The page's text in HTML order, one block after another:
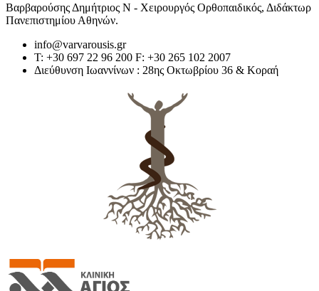
Βαρβαρούσης Δημήτριος Ν - Χειρουργός Ορθοπαιδικός, Διδάκτωρ
Πανεπιστημίου Αθηνών.
info@varvarousis.gr
Τ: +30 697 22 96 200 F: +30 265 102 2007
Διεύθυνση Ιωαννίνων : 28ης Οκτωβρίου 36 & Κοραή